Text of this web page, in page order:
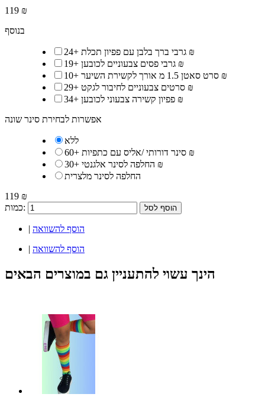
119 ₪
בנוסף
גרבי ברך בלבן עם פפיון תכלת +
24 ₪
גרבי פסים צבעוניים לכובען +
19 ₪
סרט סאטן 1.5 מ אורך לקשירת השיער
+
10 ₪
סרטים צבעוניים לחיבור לגקט +
29 ₪
פפיון קשירה צבעוני לכובען +
34 ₪
אפשרות לבחירת סינר שונה
ללא
סינר דורותי /אליס עם כתפיות +
60 ₪
החלפה לסינר אלגנטי +
30 ₪
החלפה לסינר מלצרית
119 ₪
כמות:
הוסף לסל
| הוסף להשוואה
| הוסף להשוואה
הינך עשוי להתעניין גם במוצרים הבאים